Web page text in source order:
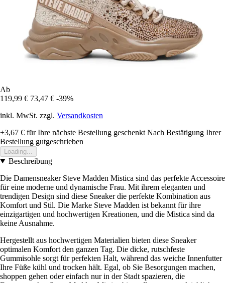
Ab
119,99 € 73,47 € -39%
inkl. MwSt. zzgl. Versandkosten
+3,67 € für Ihre nächste Bestellung geschenkt Nach Bestätigung Ihrer
Bestellung gutgeschrieben
Loading...
Beschreibung
Die Damensneaker Steve Madden Mistica sind das perfekte Accessoire
für eine moderne und dynamische Frau. Mit ihrem eleganten und
trendigen Design sind diese Sneaker die perfekte Kombination aus
Komfort und Stil. Die Marke Steve Madden ist bekannt für ihre
einzigartigen und hochwertigen Kreationen, und die Mistica sind da
keine Ausnahme.
Hergestellt aus hochwertigen Materialien bieten diese Sneaker
optimalen Komfort den ganzen Tag. Die dicke, rutschfeste
Gummisohle sorgt für perfekten Halt, während das weiche Innenfutter
Ihre Füße kühl und trocken hält. Egal, ob Sie Besorgungen machen,
shoppen gehen oder einfach nur in der Stadt spazieren, die